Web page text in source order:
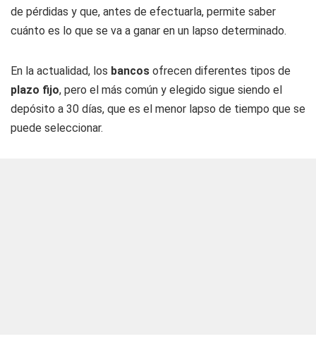
de pérdidas y que, antes de efectuarla, permite saber
cuánto es lo que se va a ganar en un lapso determinado.
En la actualidad, los bancos ofrecen diferentes tipos de
plazo fijo, pero el más común y elegido sigue siendo el
depósito a 30 días, que es el menor lapso de tiempo que se
puede seleccionar.